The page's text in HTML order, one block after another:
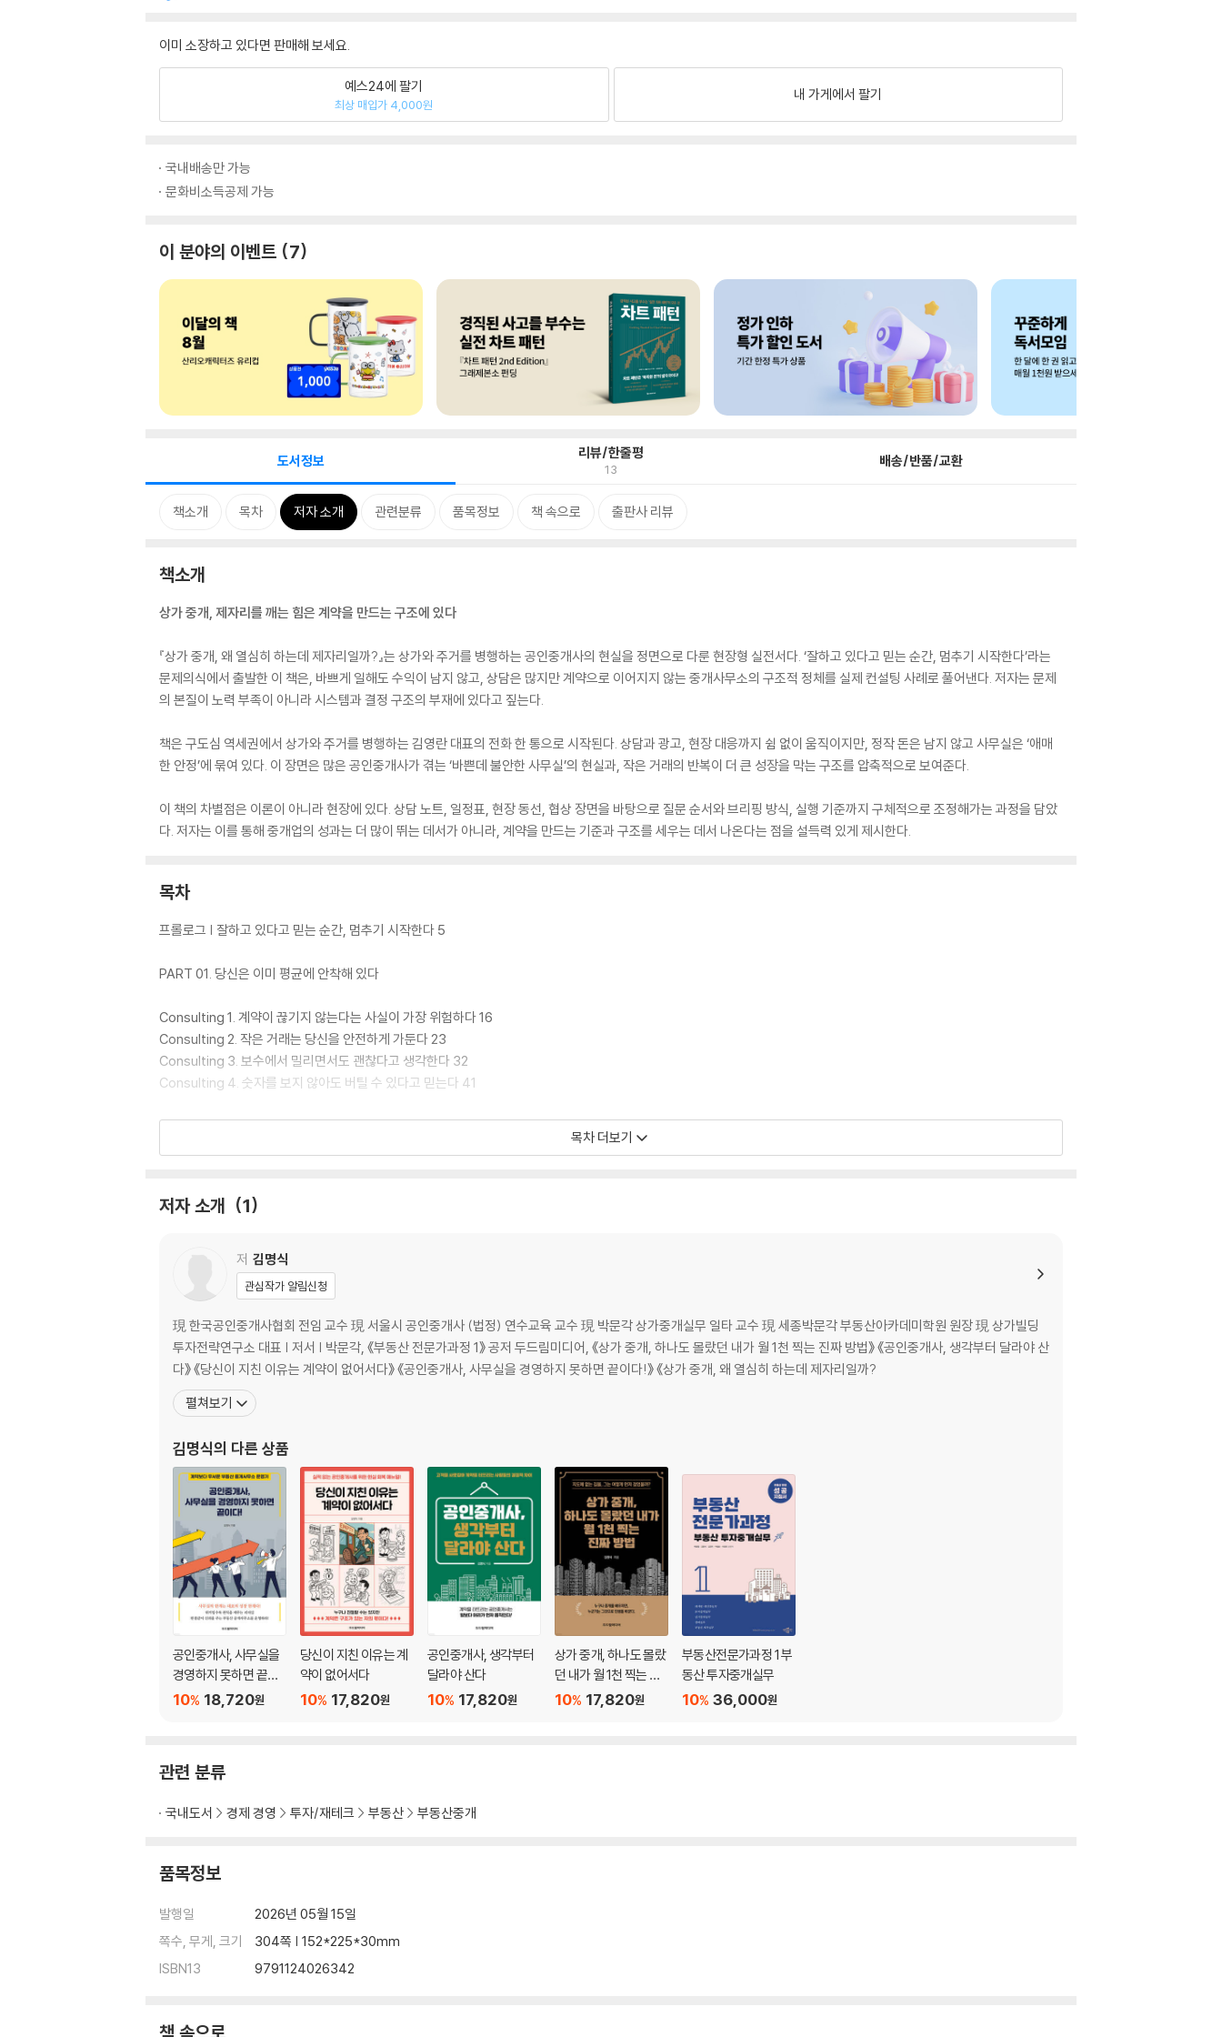
이미 소장하고 있다면 판매해 보세요.
예스24에 팔기
최상 매입가 4,000원
내 가게에서 팔기
국내배송만 가능
문화비소득공제 가능
이 분야의 이벤트 7
도서정보 리뷰/한줄평
13 배송/반품/교환
책소개 목차 저자 소개 관련분류 품목정보 책 속으로 출판사 리뷰
책소개
상가 중개, 제자리를 깨는 힘은 계약을 만드는 구조에 있다
『상가 중개, 왜 열심히 하는데 제자리일까?』는 상가와 주거를 병행하는 공인중개사의 현실을 정면으로 다룬 현장형 실전서다. ‘잘하고 있다고 믿는 순간, 멈추기 시작한다’라는
문제의식에서 출발한 이 책은, 바쁘게 일해도 수익이 남지 않고, 상담은 많지만 계약으로 이어지지 않는 중개사무소의 구조적 정체를 실제 컨설팅 사례로 풀어낸다. 저자는 문제
의 본질이 노력 부족이 아니라 시스템과 결정 구조의 부재에 있다고 짚는다.
책은 구도심 역세권에서 상가와 주거를 병행하는 김영란 대표의 전화 한 통으로 시작된다. 상담과 광고, 현장 대응까지 쉼 없이 움직이지만, 정작 돈은 남지 않고 사무실은 ‘애매
한 안정’에 묶여 있다. 이 장면은 많은 공인중개사가 겪는 ‘바쁜데 불안한 사무실’의 현실과, 작은 거래의 반복이 더 큰 성장을 막는 구조를 압축적으로 보여준다.
이 책의 차별점은 이론이 아니라 현장에 있다. 상담 노트, 일정표, 현장 동선, 협상 장면을 바탕으로 질문 순서와 브리핑 방식, 실행 기준까지 구체적으로 조정해가는 과정을 담았
다. 저자는 이를 통해 중개업의 성과는 더 많이 뛰는 데서가 아니라, 계약을 만드는 기준과 구조를 세우는 데서 나온다는 점을 설득력 있게 제시한다.
목차
프롤로그 | 잘하고 있다고 믿는 순간, 멈추기 시작한다 5
PART 01. 당신은 이미 평균에 안착해 있다
Consulting 1. 계약이 끊기지 않는다는 사실이 가장 위험하다 16
Consulting 2. 작은 거래는 당신을 안전하게 가둔다 23
Consulting 3. 보수에서 밀리면서도 괜찮다고 생각한다 32
Consulting 4. 숫자를 보지 않아도 버틸 수 있다고 믿는다 41
PART 02. 상담이 아니라 ‘대화’만 하고 있다
Consulting 7. 협상에서 먼저 조건을 제시하지 않는다 67
Consulting 9. 설득은 매번 새로 시작된다 83
PART 03. 전속을 받았지만 통제하지 못한다
Consulting 10. 매물은 있지만 힘이 없다 92
Consulting 11. 전속인데도 눈치를 본다 100
Consulting 12. 말은 했지만, 문서가 없다 109
Consulting 13. 보고는 하지만, 기준은 없다 116
PART 04. 권리금 앞에서 계산이 멈춘다
Consulting 15. 숫자보다 분위기를 먼저 본다 134
Consulting 16. 회수기간을 명확히 말하지 못한다 140
Consulting 17. 권리금은 맞췄는데 임대인 단계에서 무너진다 147
Consulting 18. 분쟁은 늘 예상 밖이라고 말한다 155
PART 05. 현장에서 확신이 약해진다
Consulting 19. 설명은 충분했지만 결정은 없다 164
Consulting 20. “될 것 같습니다”라는 말이 많다 170
PART 06. 매매는 하고 싶지만 꺼내지 못한다
Consulting 23. 수익률을 말로만 설명한다 192
Consulting 25. 일부 계약금이 부담스럽게 느껴진다 204
PART 07. 계약은 끝났지만, 리스크는 남아 있다
Consulting 27. 점검 없이 서명한다 222
Consulting 29. 특약은 그때그때 달라진다 236
목차 더보기
저자 소개 1
저 김명식
관심작가 알림신청
現 한국공인중개사협회 전임 교수 現 서울시 공인중개사 (법정) 연수교육 교수 現 박문각 상가중개실무 일타 교수 現 세종박문각 부동산아카데미학원 원장 現 상가빌딩
투자전략연구소 대표 | 저서 | 박문각, 《부동산 전문가과정 1》 공저 두드림미디어, 《상가 중개, 하나도 몰랐던 내가 월 1천 찍는 진짜 방법》 《공인중개사, 생각부터 달라야 산
다》 《당신이 지친 이유는 계약이 없어서다》 《공인중개사, 사무실을 경영하지 못하면 끝이다!》 《상가 중개, 왜 열심히 하는데 제자리일까?
펼쳐보기
김명식의 다른 상품
공인중개사, 사무실을
경영하지 못하면 끝이
다!
18,720원
10%
당신이 지친 이유는 계
약이 없어서다
17,820원
10%
공인중개사, 생각부터
달라야 산다
17,820원
10%
상가 중개, 하나도 몰랐
던 내가 월 1천 찍는 진
짜 방법17,820원
10%
부동산전문가과정 1 부
동산 투자중개실무
36,000원
10%
관련 분류
국내도서 경제 경영 투자/재테크 부동산 부동산중개
품목정보
발행일
2026년 05월 15일
쪽수, 무게, 크기
304쪽 | 152*225*30mm
ISBN13
9791124026342
책 속으로